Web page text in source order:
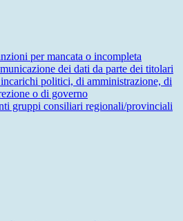
per mancata o incompleta
dei dati da parte dei titolari
politici, di amministrazione, di
o di governo
gruppi consiliari regionali/provinciali